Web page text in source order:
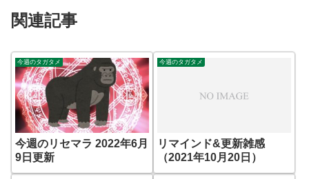
関連記事
今週のタガタメ
今週のリセマラ 2022年6月
9日更新
今週のタガタメ
リマインド&更新雑感
（2021年10月20日）